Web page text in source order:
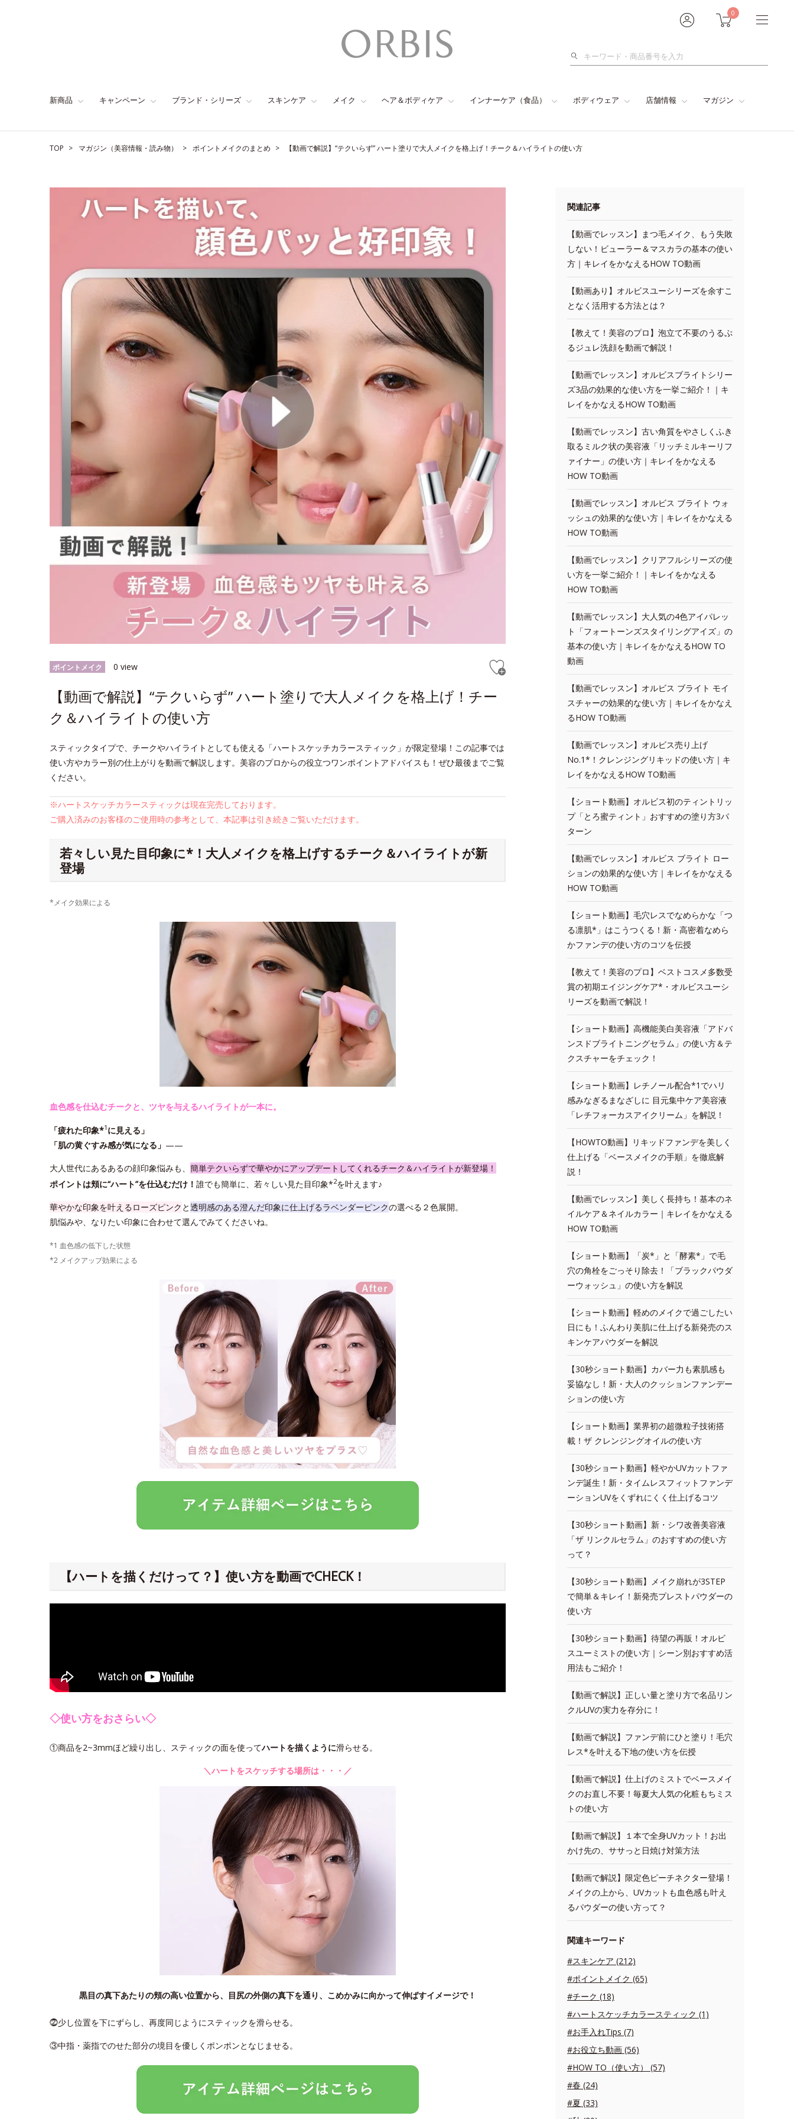
0
検
新商品 キャンペーン ブランド・シリーズ スキンケア メイク ヘア＆ボディケア インナーケア（食品） ボディウェア 店舗情報 マガジン
TOP マガジン（美容情報・読み物） ポイントメイクのまとめ 【動画で解説】“テクいらず” ハート塗りで大人メイクを格上げ！チーク＆ハイライトの使い方
ポイントメイク 0 view
【動画で解説】“テクいらず” ハート塗りで大人メイクを格上げ！チー
ク＆ハイライトの使い方
スティックタイプで、チークやハイライトとしても使える「ハートスケッチカラースティック」が限定登場！この記事では
使い方やカラー別の仕上がりを動画で解説します。美容のプロからの役立つワンポイントアドバイスも！ぜひ最後までご覧
ください。
※ハートスケッチカラースティックは現在完売しております。
ご購入済みのお客様のご使用時の参考として、本記事は引き続きご覧いただけます。
若々しい見た目印象に*！大人メイクを格上げするチーク＆ハイライトが新
登場
*メイク効果による
血色感を仕込むチークと、ツヤを与えるハイライトが一本に。
「疲れた印象*1 に見える」
「肌の黄ぐすみ感が気になる」 ——
大人世代にあるあるの顔印象悩みも、 簡単テクいらずで華やかにアップデートしてくれるチーク＆ハイライトが新登場！
ポイントは頬に“ハート”を仕込むだけ！ 誰でも簡単に、若々しい見た目印象*2を叶えます♪
華やかな印象を叶えるローズピンク と透明感のある澄んだ印象に仕上げるラベンダーピンクの選べる２色展開。
肌悩みや、なりたい印象に合わせて選んでみてくださいね。
*1 血色感の低下した状態
*2 メイクアップ効果による
【ハートを描くだけって？】使い方を動画でCHECK！
◇使い方をおさらい◇
①商品を2~3mmほど繰り出し、スティックの面を使ってハートを描くように滑らせる。
＼ハートをスケッチする場所は・・・／
黒目の真下あたりの頬の高い位置から、目尻の外側の真下を通り、こめかみに向かって伸ばすイメージで！
⓶少し位置を下にずらし、再度同じようにスティックを滑らせる。
③中指・薬指でのせた部分の境目を優しくポンポンとなじませる。
関連記事
【動画でレッスン】まつ毛メイク、もう失敗
しない！ビューラー＆マスカラの基本の使い
方｜キレイをかなえるHOW TO動画
【動画あり】オルビスユーシリーズを余すこ
となく活用する方法とは？
【教えて！美容のプロ】泡立て不要のうるぷ
るジュレ洗顔を動画で解説！
【動画でレッスン】オルビスブライトシリー
ズ3品の効果的な使い方を一挙ご紹介！｜キ
レイをかなえるHOW TO動画
【動画でレッスン】古い角質をやさしくふき
取るミルク状の美容液「リッチミルキーリフ
ァイナー」の使い方｜キレイをかなえる
HOW TO動画
【動画でレッスン】オルビス ブライト ウォ
ッシュの効果的な使い方｜キレイをかなえる
HOW TO動画
【動画でレッスン】クリアフルシリーズの使
い方を一挙ご紹介！｜キレイをかなえる
HOW TO動画
【動画でレッスン】大人気の4色アイパレッ
ト「フォートーンズスタイリングアイズ」の
基本の使い方｜キレイをかなえるHOW TO
動画
【動画でレッスン】オルビス ブライト モイ
スチャーの効果的な使い方｜キレイをかなえ
るHOW TO動画
【動画でレッスン】オルビス売り上げ
No.1*！クレンジングリキッドの使い方｜キ
レイをかなえるHOW TO動画
【ショート動画】オルビス初のティントリッ
プ「とろ蜜ティント」おすすめの塗り方3パ
ターン
【動画でレッスン】オルビス ブライト ロー
ションの効果的な使い方｜キレイをかなえる
HOW TO動画
【ショート動画】毛穴レスでなめらかな「つ
る凛肌*」はこうつくる！新・高密着なめら
かファンデの使い方のコツを伝授
【教えて！美容のプロ】ベストコスメ多数受
賞の初期エイジングケア*・オルビスユーシ
リーズを動画で解説！
【ショート動画】高機能美白美容液「アドバ
ンスドブライトニングセラム」の使い方＆テ
クスチャーをチェック！
【ショート動画】レチノール配合*1でハリ
感みなぎるまなざしに 目元集中ケア美容液
「レチフォーカスアイクリーム」を解説！
【HOWTO動画】リキッドファンデを美しく
仕上げる「ベースメイクの手順」を徹底解
説！
【動画でレッスン】美しく長持ち！基本のネ
イルケア＆ネイルカラー｜キレイをかなえる
HOW TO動画
【ショート動画】「炭*」と「酵素*」で毛
穴の角栓をごっそり除去！「ブラックパウダ
ーウォッシュ」の使い方を解説
【ショート動画】軽めのメイクで過ごしたい
日にも！ふんわり美肌に仕上げる新発売のス
キンケアパウダーを解説
【30秒ショート動画】カバー力も素肌感も
妥協なし！新・大人のクッションファンデー
ションの使い方
【ショート動画】業界初の超微粒子技術搭
載！ザ クレンジングオイルの使い方
【30秒ショート動画】軽やかUVカットファ
ンデ誕生！新・タイムレスフィットファンデ
ーションUVをくずれにくく仕上げるコツ
【30秒ショート動画】新・シワ改善美容液
「ザ リンクルセラム」のおすすめの使い方
って？
【30秒ショート動画】メイク崩れが3STEP
で簡単＆キレイ！新発売プレストパウダーの
使い方
【30秒ショート動画】待望の再販！オルビ
スユーミストの使い方｜シーン別おすすめ活
用法もご紹介！
【動画で解説】正しい量と塗り方で名品リン
クルUVの実力を存分に！
【動画で解説】ファンデ前にひと塗り！毛穴
レス*を叶える下地の使い方を伝授
【動画で解説】仕上げのミストでベースメイ
クのお直し不要！毎夏大人気の化粧もちミス
トの使い方
【動画で解説】１本で全身UVカット！お出
かけ先の、ササっと日焼け対策方法
【動画で解説】限定色ピーチネクター登場！
メイクの上から、UVカットも血色感も叶え
るパウダーの使い方って？
関連キーワード
#スキンケア (212)
#ポイントメイク (65)
#チーク (18)
#ハートスケッチカラースティック (1)
#お手入れTips (7)
#お役立ち動画 (56)
#HOW TO（使い方） (57)
#春 (24)
#夏 (33)